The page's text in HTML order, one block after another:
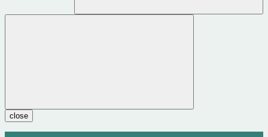
close